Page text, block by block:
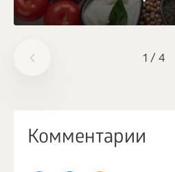
1 / 4
Комментарии